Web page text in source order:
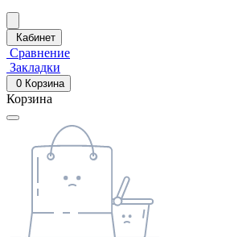
Кабинет
Сравнение
Закладки
0 Корзина
Корзина